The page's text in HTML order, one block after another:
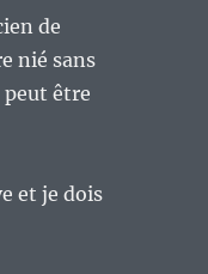
de
nié sans
peut être
et je dois